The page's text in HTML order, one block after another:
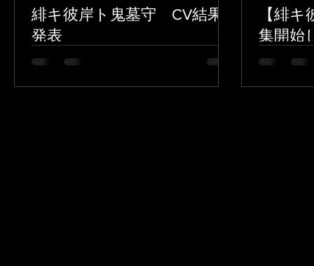
緋キ彼岸ト鬼墓守 CV結果
発表
【緋
集開始